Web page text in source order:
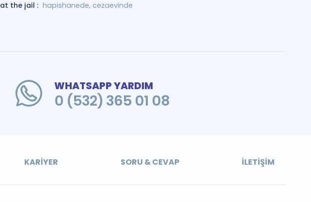
at the jail : hapishanede, cezaevinde
WHATSAPP YARDIM
0 (532) 365 01 08
KARIYER SORU & CEVAP İLETIŞIM